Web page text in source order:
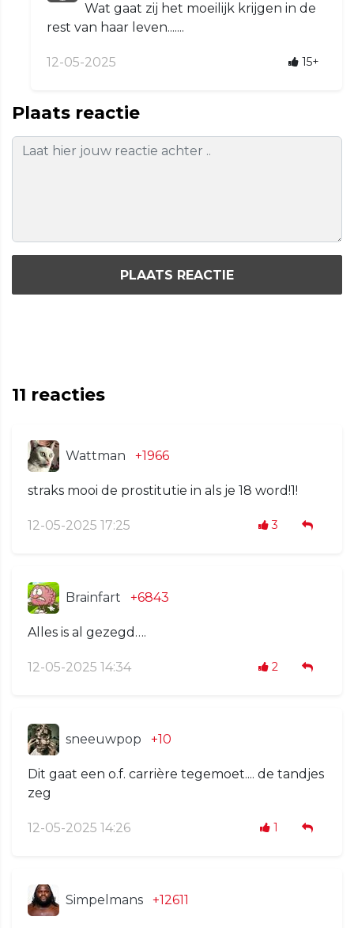
Wat gaat zij het moeilijk krijgen in de
rest van haar leven.......
12-05-2025 15+
Plaats reactie
PLAATS REACTIE
11 reacties
Wattman +1966
straks mooi de prostitutie in als je 18 word!1!
12-05-2025 17:25 3
Brainfart +6843
Alles is al gezegd….
12-05-2025 14:34 2
sneeuwpop +10
Dit gaat een o.f. carrière tegemoet.... de tandjes
zeg
12-05-2025 14:26 1
Simpelmans +12611